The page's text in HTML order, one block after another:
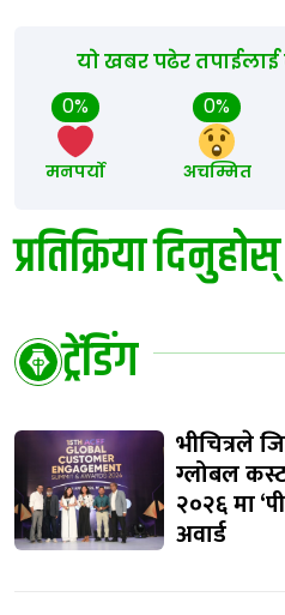
यो खबर पढेर
0%
मनपर्यो
0%
अचम्मित
प्रतिक्रिया दिनुहोस्
ट्रेंडिंग
भीचित्रले
ग्लोबल
२०२६ मा
अवार्ड